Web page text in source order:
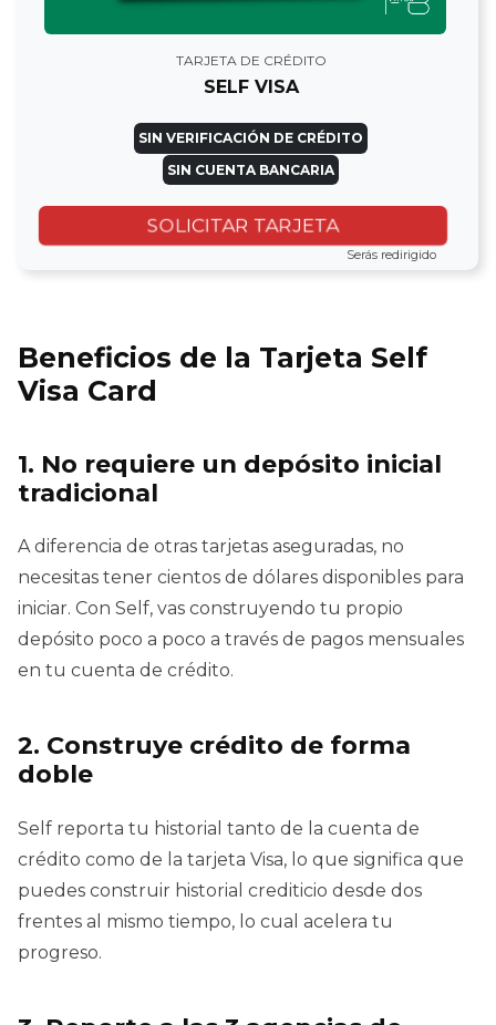
TARJETA DE CRÉDITO
SELF VISA
SIN VERIFICACIÓN DE CRÉDITO
SIN CUENTA BANCARIA
SOLICITAR TARJETA
Serás redirigido
Beneficios de la Tarjeta Self
Visa Card
1. No requiere un depósito inicial
tradicional
A diferencia de otras tarjetas aseguradas, no
necesitas tener cientos de dólares disponibles para
iniciar. Con Self, vas construyendo tu propio
depósito poco a poco a través de pagos mensuales
en tu cuenta de crédito.
2. Construye crédito de forma
doble
Self reporta tu historial tanto de la cuenta de
crédito como de la tarjeta Visa, lo que significa que
puedes construir historial crediticio desde dos
frentes al mismo tiempo, lo cual acelera tu
progreso.